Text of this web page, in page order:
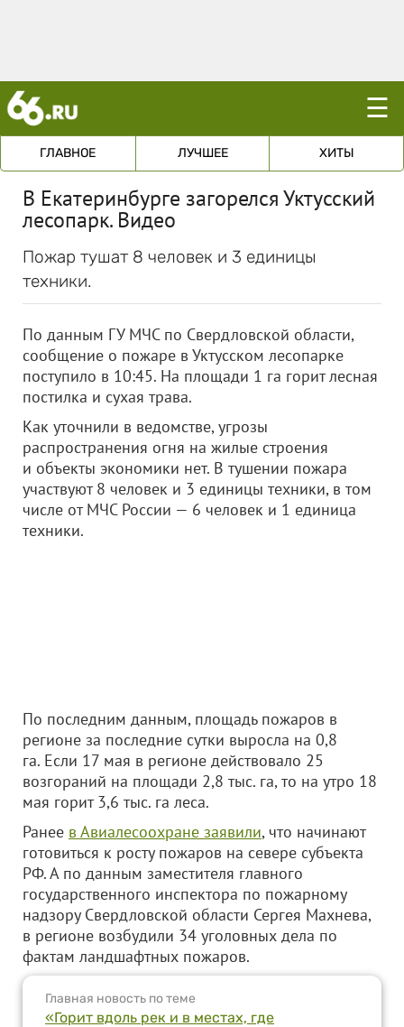
☰
ГЛАВНОЕ ЛУЧШЕЕ ХИТЫ
В Екатеринбурге загорелся Уктусский
лесопарк. Видео
Пожар тушат 8 человек и 3 единицы
техники.
По данным ГУ МЧС по Свердловской области,
сообщение о пожаре в Уктусском лесопарке
поступило в 10:45. На площади 1 га горит лесная
постилка и сухая трава.
Как уточнили в ведомстве, угрозы
распространения огня на жилые строения
и объекты экономики нет. В тушении пожара
участвуют 8 человек и 3 единицы техники, в том
числе от МЧС России — 6 человек и 1 единица
техники.
По последним данным, площадь пожаров в
регионе за последние сутки выросла на 0,8
га. Если 17 мая в регионе действовало 25
возгораний на площади 2,8 тыс. га, то на утро 18
мая горит 3,6 тыс. га леса.
Ранее в Авиалесоохране заявили, что начинают
готовиться к росту пожаров на севере субъекта
РФ. А по данным заместителя главного
государственного инспектора по пожарному
надзору Свердловской области Сергея Махнева,
в регионе возбудили 34 уголовных дела по
фактам ландшафтных пожаров.
Главная новость по теме
«Горит вдоль рек и в местах, где